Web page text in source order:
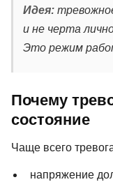
Идея:
и не черта
Это режим
Почему
состояние
Чаще всего
напряжение